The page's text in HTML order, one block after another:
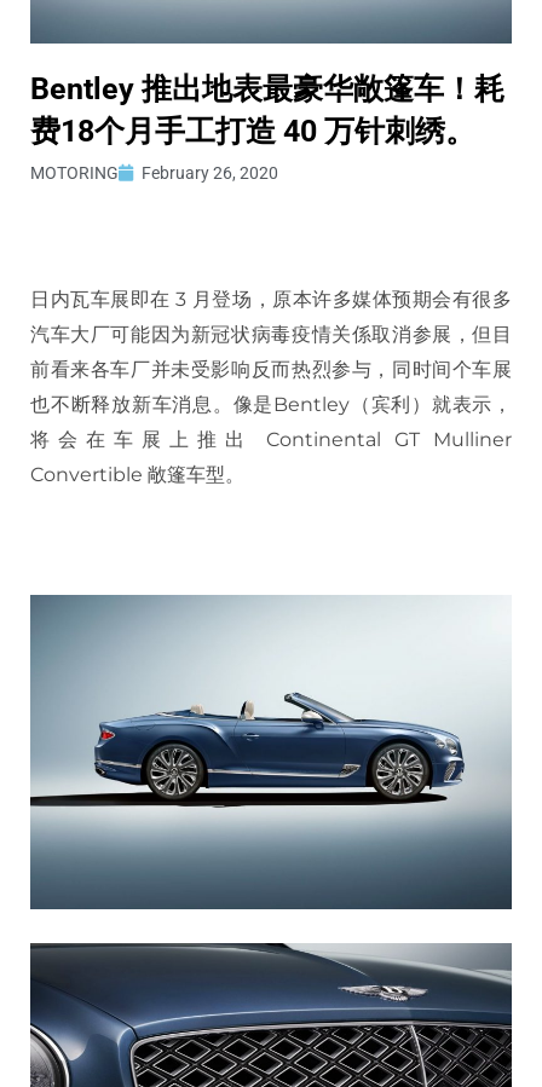
Bentley 推出地表最豪华敞篷车！耗
费18个月手工打造 40 万针刺绣。
MOTORING February 26, 2020
日内瓦车展即在 3 月登场，原本许多媒体预期会有很多
汽车大厂可能因为新冠状病毒疫情关係取消参展，但目
前看来各车厂并未受影响反而热烈参与，同时间个车展
也不断释放新车消息。像是Bentley（宾利）就表示，
将会在车展上推出 Continental GT Mulliner
Convertible 敞篷车型。